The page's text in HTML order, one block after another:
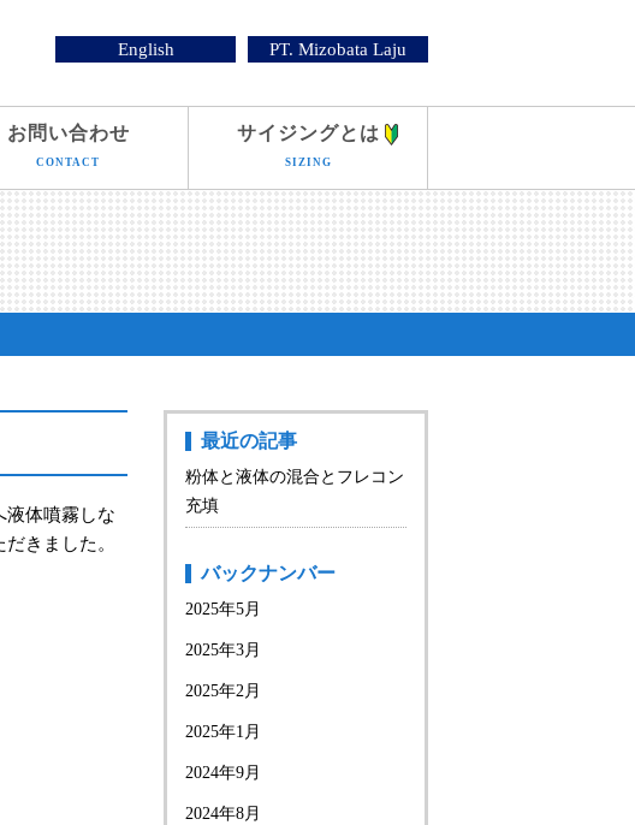
PT. Mizobata Laju
English
お問い合わせ
CONTACT
サイジングとは
SIZING
液体噴霧しな
きました。
最近の記事
粉体と液体の混合とフレコン
充填
バックナンバー
2025年5月
2025年3月
2025年2月
2025年1月
2024年9月
2024年8月